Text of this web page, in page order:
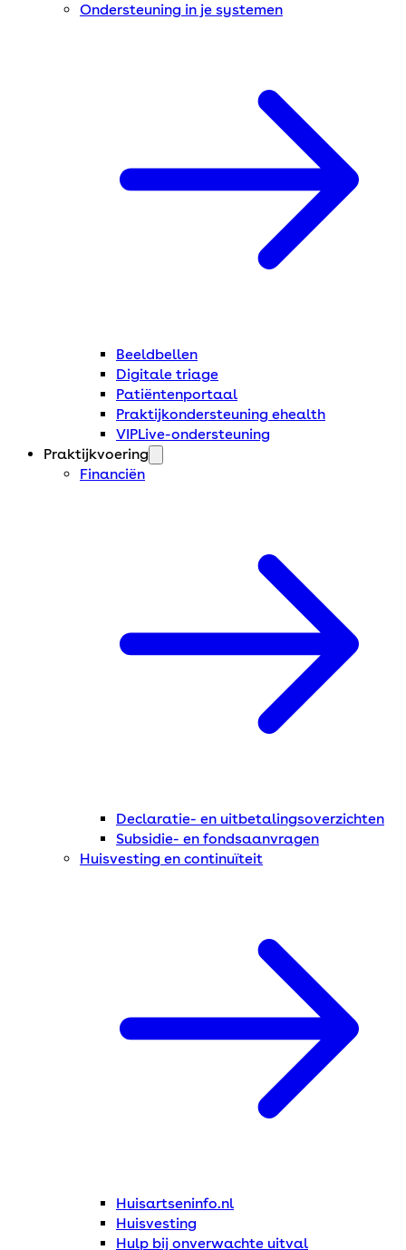
Ondersteuning in je systemen
Beeldbellen
Digitale triage
Patiëntenportaal
Praktijkondersteuning ehealth
VIPLive-ondersteuning
Praktijkvoering
Financiën
Declaratie- en uitbetalingsoverzichten
Subsidie- en fondsaanvragen
Huisvesting en continuïteit
Huisartseninfo.nl
Huisvesting
Hulp bij onverwachte uitval